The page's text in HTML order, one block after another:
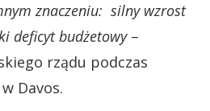
znaczeniu: silny wzrost
deficyt budżetowy–
rządu podczas
Davos.